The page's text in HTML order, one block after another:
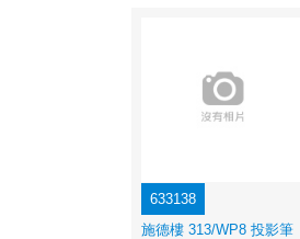
633138
施德樓 313/WP8 投影筆